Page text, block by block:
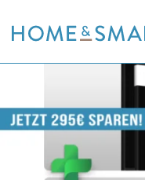
to